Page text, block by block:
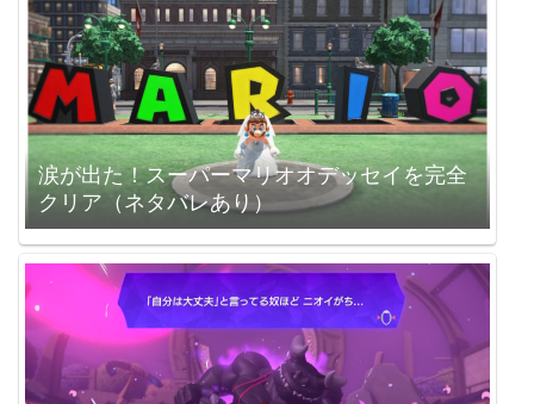
涙が出た！スーパーマリオオデッセイを完全
クリア（ネタバレあり）